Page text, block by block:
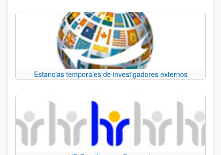
Estancias temporales de investigadores externos